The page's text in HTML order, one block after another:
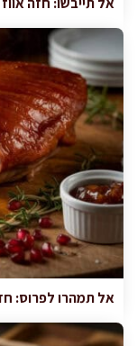
אל תמהרו לפרוס: